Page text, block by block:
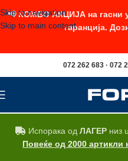
Skip to navigation
Skip to main content
072 262 683 · 072
Испорака од ЛАГЕРниз
Повеќе од 2000 артикли
📢 КОМБО АКЦИЈА на гасни
гаранција.